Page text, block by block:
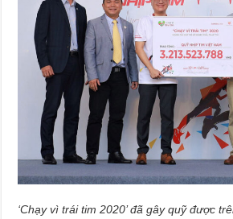
‘Chạy vì trái tim 2020’ đã gây quỹ được